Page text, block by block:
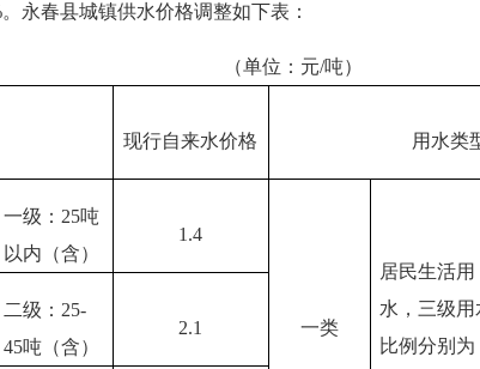
永春县城镇供水价格调整如下表：
元/吨）
现行自来水价格 用水类
一级： 25吨
以内（含）
1.4
一类
居民生活用
水，三级用
比例分别为
二级： 25-
45吨（含）
2.1